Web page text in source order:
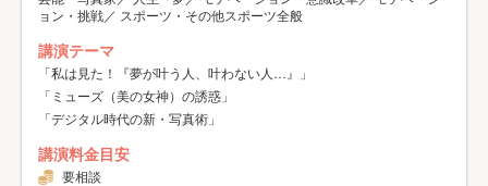
ョン・挑戦／ スポーツ・その他スポーツ全般
講演テーマ
「私は見た！『夢が叶う人、叶わない人…』」
「ミューズ（美の女神）の誘惑」
「デジタル時代の新・写真術」
講演料金目安
要相談